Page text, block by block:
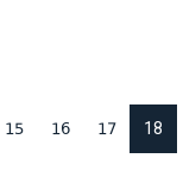
15 16 17 18